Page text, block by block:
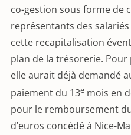
co-gestion sous forme de
représentants des
cette recapitalisation
plan de la trésorerie. Pour
elle aurait déjà demandé
paiement du 13e mois en
pour le remboursement
d’euros concédé à Nice-